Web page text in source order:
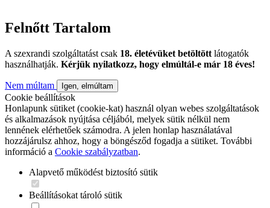
Felnőtt Tartalom
A szexrandi szolgáltatást csak 18. életévüket betöltött látogatók
használhatják. Kérjük nyilatkozz, hogy elmúltál-e már 18 éves!
Nem múltam Igen, elmúltam
Cookie beállítások
Honlapunk sütiket (cookie-kat) használ olyan webes szolgáltatások
és alkalmazások nyújtása céljából, melyek sütik nélkül nem
lennének elérhetőek számodra. A jelen honlap használatával
hozzájárulsz ahhoz, hogy a böngésződ fogadja a sütiket. További
információ a Cookie szabályzatban.
Alapvető működést biztosító sütik
Beállításokat tároló sütik